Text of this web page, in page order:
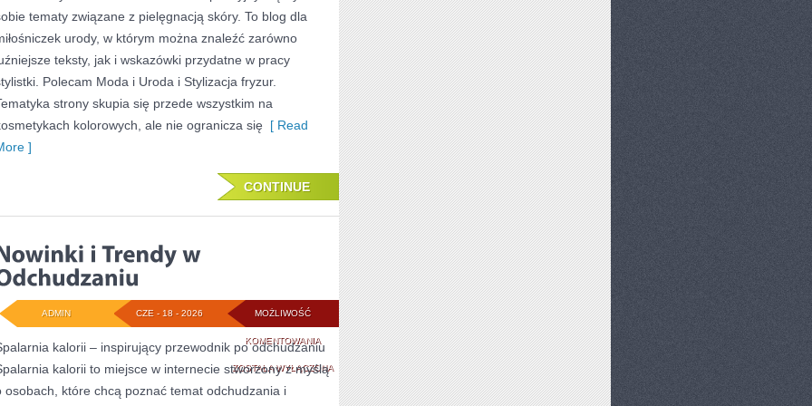
KROKU
tematy związane z pielęgnacją skóry. To blog dla
urody, w którym można znaleźć zarówno
teksty, jak i wskazówki przydatne w pracy
Polecam Moda i Uroda i Stylizacja fryzur.
strony skupia się przede wszystkim na
kolorowych, ale nie ogranicza się [ Read
]
CONTINUE
MOŻLIWOŚĆ
KOMENTOWANIANOWINKI
I
TRENDY
ZOSTAŁA WYŁĄCZONA
CZE - 18 - 2026
ADMIN
kalorii – inspirujący przewodnik po odchudzaniu
kalorii to miejsce w internecie stworzony z myślą
osobach, które chcą poznać temat odchudzania i